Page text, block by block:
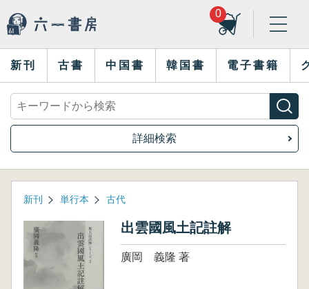
0
新刊 古書 中国書 韓国書 電子書籍
詳細検索
新刊 単行本 古代
出雲國風土記註解
廣岡 義隆 著